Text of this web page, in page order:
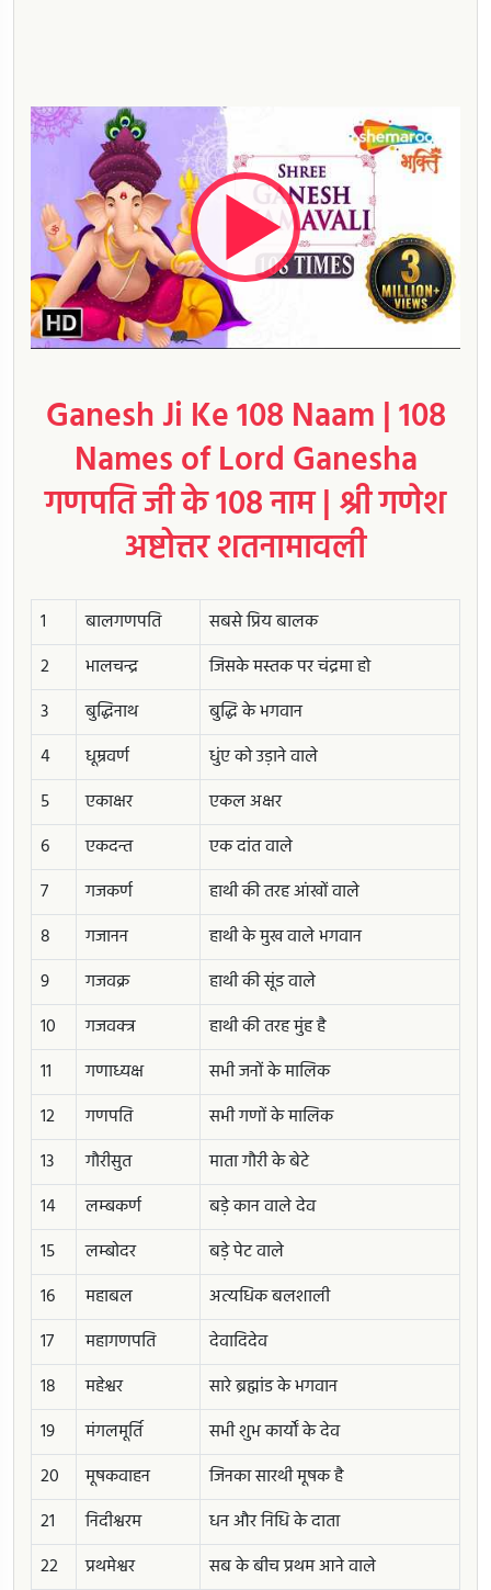
Ganesh Ji Ke 108 Naam | 108
Names of Lord Ganesha
गणपति जी के 108 नाम | श्री गणेश
अष्टोत्तर शतनामावली
1 बालगणपति
सबसे प्रिय बालक
2
भालचन्द्र
जिसके मस्तक पर चंद्रमा हो
3
बुद्धिनाथ
बुद्धि के भगवान
4
धूम्रवर्ण
धुंए को उड़ाने वाले
5
एकाक्षर
एकल अक्षर
6
एकदन्त
एक दांत वाले
7
गजकर्ण
हाथी की तरह आंखों वाले
8
गजानन
हाथी के मुख वाले भगवान
9
गजवक्र
हाथी की सूंड वाले
10
गजवक्त्र
हाथी की तरह मुंह है
11
गणाध्यक्ष
सभी जनों के मालिक
12
गणपति
सभी गणों के मालिक
13
गौरीसुत
माता गौरी के बेटे
14
लम्बकर्ण
बड़े कान वाले देव
15
लम्बोदर
बड़े पेट वाले
16
महाबल
अत्यधिक बलशाली
17
महागणपति
देवादिदेव
18
महेश्वर
सारे ब्रह्मांड के भगवान
19
मंगलमूर्ति
सभी शुभ कार्यों के देव
20
मूषकवाहन
जिनका सारथी मूषक है
21
निदीश्वरम
धन और निधि के दाता
22
प्रथमेश्वर
सब के बीच प्रथम आने वाले